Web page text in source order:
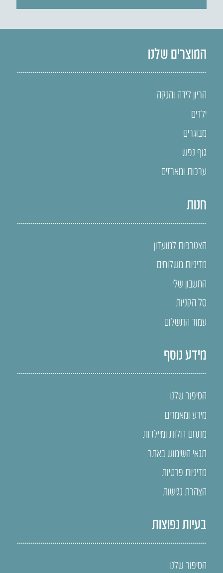
המוצרים שלנו
הריון לידה והנקה
ילדים
מבוגרים
גוף נפש
ערכות ומארזים
חנות
הצטרפות למועדון
מדיניות משלוחים
החשבון שלי
סל הקניות
עמוד התשלום
מידע נוסף
הסיפור שלנו
מידע ומאמרים
מתחם דולות ומיילדות
תנאי השימוש באתר
מדיניות פרטיות
הצהרת נגישות
בעיות נפוצות
הסיפור שלנו